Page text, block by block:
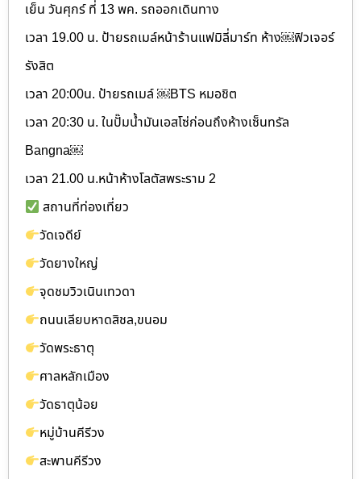
เย็น วันศุกร์ ที่ 13 พค. รถออกเดินทาง
เวลา 19.00 น. ป้ายรถเมล์หน้าร้านแฟมิลี่มาร์ท ห้าง￼ฟิวเจอร์
รังสิต
เวลา 20:00น. ป้ายรถเมล์ ￼BTS หมอชิต
เวลา 20:30 น. ในปั๊มน้ำมันเอสโซ่ก่อนถึงห้างเซ็นทรัล
Bangna￼
เวลา 21.00 น.หน้าห้างโลตัสพระราม 2
สถานที่ท่องเที่ยว
วัดเจดีย์
วัดยางใหญ่
จุดชมวิวเนินเทวดา
ถนนเลียบหาดสิชล,ขนอม
วัดพระธาตุ
ศาลหลักเมือง
วัดธาตุน้อย
หมู่บ้านคีรีวง
สะพานคีรีวง